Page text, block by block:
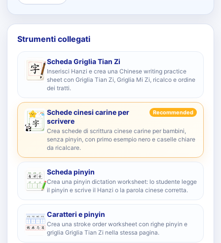
Strumenti collegati
Scheda Griglia Tian Zi
Inserisci Hanzi e crea una Chinese writing practice
sheet con Griglia Tian Zi, Griglia Mi Zi, ricalco e ordine
dei tratti.
Schede cinesi carine per
scrivere
Recommended
Crea schede di scrittura cinese carine per bambini,
senza pinyin, con primo esempio nero e caselle chiare
da ricalcare.
Scheda pinyin
Crea una pinyin dictation worksheet: lo studente legge
il pinyin e scrive il Hanzi o la parola cinese corretta.
Caratteri e pinyin
Crea una stroke order worksheet con righe pinyin e
griglia Griglia Tian Zi nella stessa pagina.